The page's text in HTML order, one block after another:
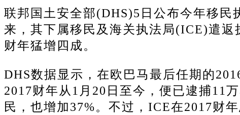
联邦国土安全部(DHS)5日公布今年移民
来，其下属移民及海关执法局(ICE)遣
财年猛增四成。
DHS数据显示，在欧巴马最后任期的
2017财年从1月20日至今，便已逮捕11万
民，也增加37%。 不过，ICE在2017财